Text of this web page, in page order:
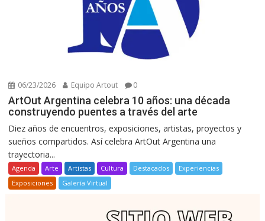
06/23/2026 Equipo Artout 0
ArtOut Argentina celebra 10 años: una década
construyendo puentes a través del arte
Diez años de encuentros, exposiciones, artistas, proyectos y
sueños compartidos. Así celebra ArtOut Argentina una
trayectoria...
Agenda Arte Artistas Cultura Destacados
Experiencias
Exposiciones
Galería Virtual